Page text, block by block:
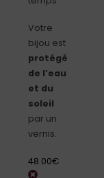
Votre
bijou est
protégé
de l’eau
et du
soleil
par un
vernis.
48.00€